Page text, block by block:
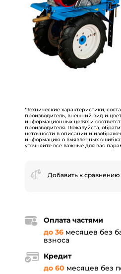
*Технические характеристики,
производитель, внешний вид и
информационных целях и
производителя. Пожалуйста,
неточности в описании и
информацию о выявленных
уточняйте все важные для вас
Добавить к сравнению
Оплата частями
до 36 месяцев без
взноса
Кредит
до 60 месяцев без